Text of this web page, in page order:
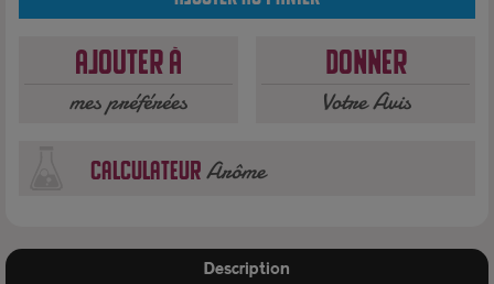
Ajouter à
mes préférées
Donner
Votre Avis
calculateur Arôme
Description